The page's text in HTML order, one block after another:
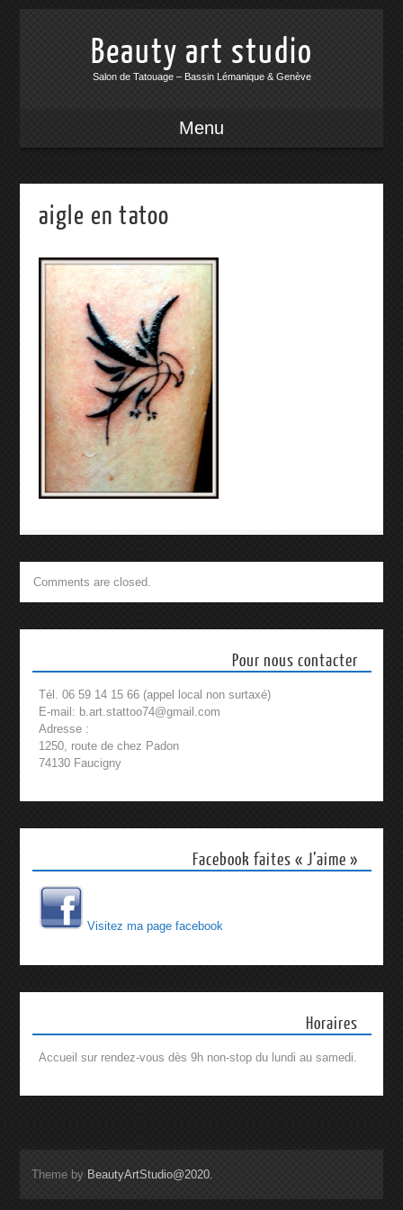
Beauty art studio
Salon de Tatouage – Bassin Lémanique & Genève
Menu
aigle en tatoo
Comments are closed.
Pour nous contacter
Tél. 06 59 14 15 66 (appel local non surtaxé)
E-mail: b.art.stattoo74@gmail.com
Adresse :
1250, route de chez Padon
74130 Faucigny
Facebook faites « J’aime »
Visitez ma page facebook
Horaires
Accueil sur rendez-vous dès 9h non-stop du lundi au samedi.
Theme by BeautyArtStudio@2020.